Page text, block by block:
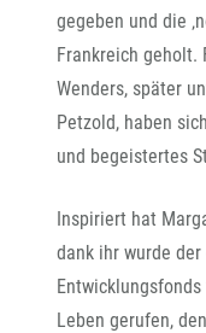
gegeben und die
Frankreich geholt.
Wenders, später
Petzold, haben
und begeistertes
Inspiriert hat
dank ihr wurde
Leben gerufen,